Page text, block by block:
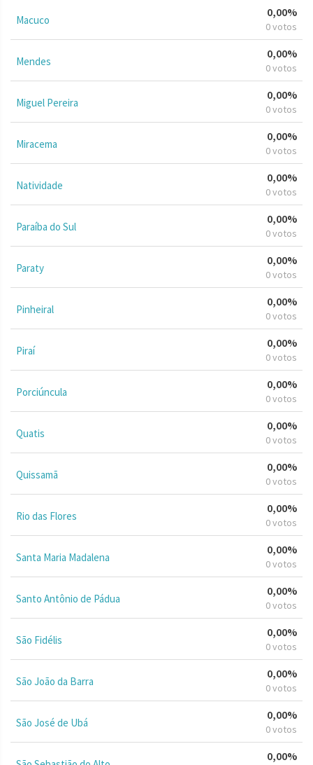
Macuco
0,00%
0 votos
Mendes
0,00%
0 votos
Miguel Pereira
0,00%
0 votos
Miracema
0,00%
0 votos
Natividade
0,00%
0 votos
Paraíba do Sul
0,00%
0 votos
Paraty
0,00%
0 votos
Pinheiral
0,00%
0 votos
Piraí
0,00%
0 votos
Porciúncula
0,00%
0 votos
Quatis
0,00%
0 votos
Quissamã
0,00%
0 votos
Rio das Flores
0,00%
0 votos
Santa Maria Madalena
0,00%
0 votos
Santo Antônio de Pádua
0,00%
0 votos
São Fidélis
0,00%
0 votos
São João da Barra
0,00%
0 votos
São José de Ubá
0,00%
0 votos
0,00%